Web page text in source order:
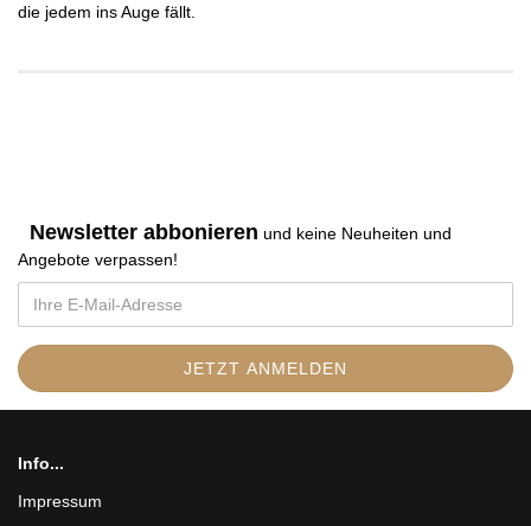
die jedem ins Auge fällt.
Newsletter abbonieren und keine Neuheiten und
Angebote verpassen!
Info...
Impressum